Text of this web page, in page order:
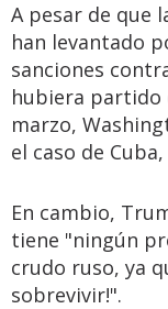
A pesar de que
han levantado
sanciones
hubiera partido
marzo,
el caso de
En cambio,
tiene "ningún
crudo ruso, ya
sobrevivir!".